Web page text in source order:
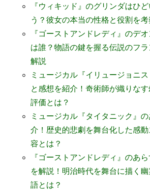
『ウィキッド』のグリンダはひ
う？彼女の本当の性格と役割を考
『ゴーストアンドレディ』のデ
は誰？物語の鍵を握る伝説のフ
解説
ミュージカル『イリュージョニ
と感想を紹介！奇術師が織りな
評価とは？
ミュージカル『タイタニック』
介！歴史的悲劇を舞台化した感
容とは？
『ゴーストアンドレディ』のあ
を解説！明治時代を舞台に描く
語とは？